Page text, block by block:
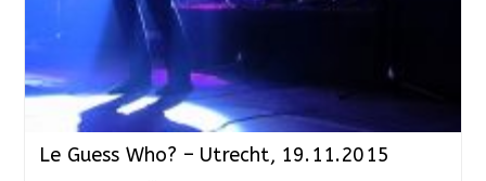
Le Guess Who? – Utrecht, 19.11.2015